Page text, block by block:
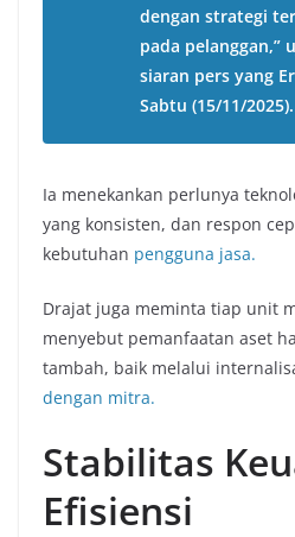
dengan strategi
pada pelanggan,”
siaran pers yang
Sabtu (15/11/2025).
Ia menekankan perlunya
yang konsisten, dan respon
kebutuhan pengguna jasa.
Drajat juga meminta tiap unit
menyebut pemanfaatan aset
tambah, baik melalui
dengan mitra.
Stabilitas
Efisiensi